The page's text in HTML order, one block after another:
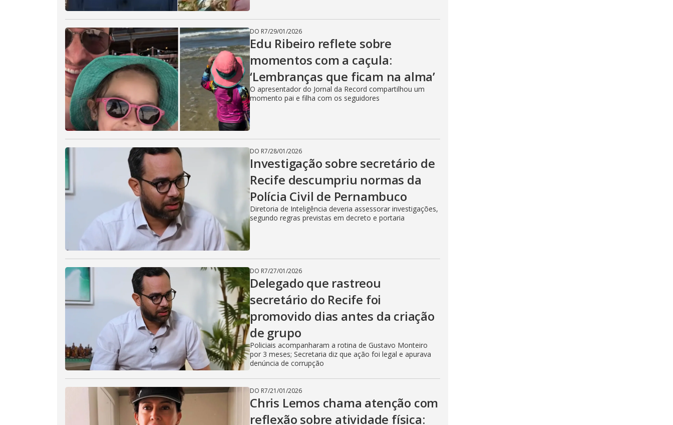
DO R7/29/01/2026
Edu Ribeiro reflete sobre
momentos com a caçula:
‘Lembranças que ficam na alma’
O apresentador do Jornal da Record compartilhou um
momento pai e filha com os seguidores
DO R7/28/01/2026
Investigação sobre secretário de
Recife descumpriu normas da
Polícia Civil de Pernambuco
Diretoria de Inteligência deveria assessorar investigações,
segundo regras previstas em decreto e portaria
DO R7/27/01/2026
Delegado que rastreou
secretário do Recife foi
promovido dias antes da criação
de grupo
Policiais acompanharam a rotina de Gustavo Monteiro
por 3 meses; Secretaria diz que ação foi legal e apurava
denúncia de corrupção
DO R7/21/01/2026
Chris Lemos chama atenção com
reflexão sobre atividade física: